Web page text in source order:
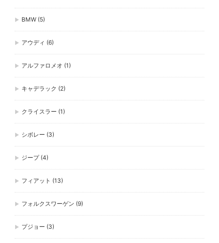
BMW (5)
アウディ (6)
アルファロメオ (1)
キャデラック (2)
クライスラー (1)
シボレー (3)
ジープ(4)
フィアット (13)
フォルクスワーゲン (9)
プジョー (3)